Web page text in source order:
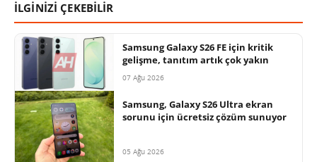
İLGİNİZİ ÇEKEBİLİR
Samsung Galaxy S26 FE için kritik
gelişme, tanıtım artık çok yakın
07 Ağu 2026
Samsung, Galaxy S26 Ultra ekran
sorunu için ücretsiz çözüm sunuyor
05 Ağu 2026